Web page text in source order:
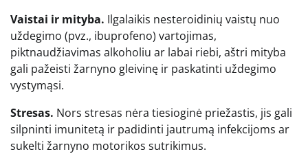
Vaistai ir mityba. Ilgalaikis nesteroidinių vaistų nuo
uždegimo (pvz., ibuprofeno) vartojimas,
piktnaudžiavimas alkoholiu ar labai riebi, aštri mityba
gali pažeisti žarnyno gleivinę ir paskatinti uždegimo
vystymąsi.
Stresas. Nors stresas nėra tiesioginė priežastis, jis gali
silpninti imunitetą ir padidinti jautrumą infekcijoms ar
sukelti žarnyno motorikos sutrikimus.